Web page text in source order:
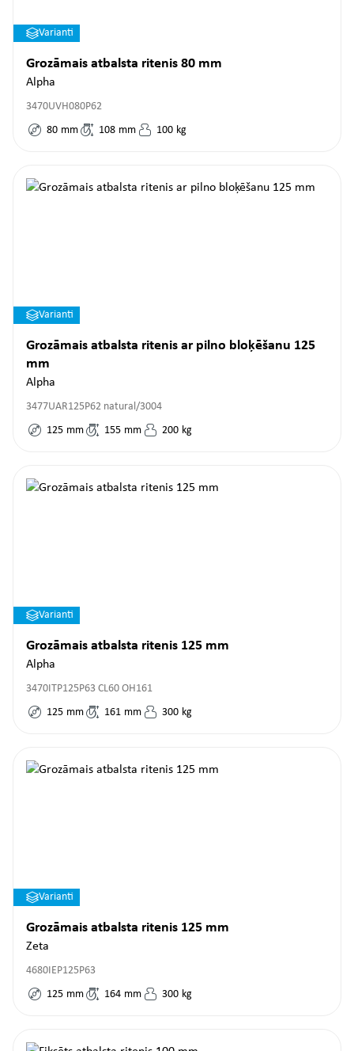
Varianti
Grozāmais atbalsta ritenis 80 mm
Alpha
3470UVH080P62
80 mm 108 mm 100 kg
Varianti
Grozāmais atbalsta ritenis ar pilno bloķēšanu 125
mm
Alpha
3477UAR125P62 natural/3004
125 mm 155 mm 200 kg
Varianti
Grozāmais atbalsta ritenis 125 mm
Alpha
3470ITP125P63 CL60 OH161
125 mm 161 mm 300 kg
Varianti
Grozāmais atbalsta ritenis 125 mm
Zeta
4680IEP125P63
125 mm 164 mm 300 kg